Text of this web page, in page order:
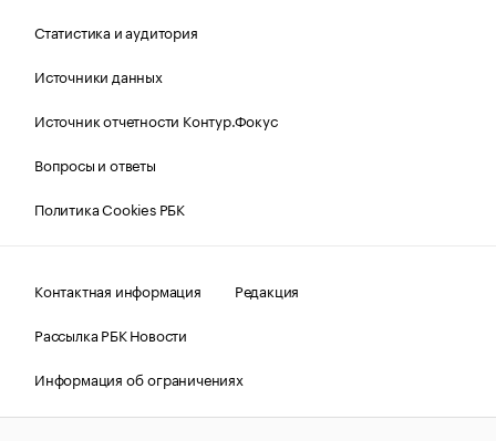
Статистика и аудитория
Источники данных
Источник отчетности Контур.Фокус
Вопросы и ответы
Политика Cookies РБК
Контактная информация
Редакция
Рассылка РБК Новости
Информация об ограничениях
Правовая информация
О соблюдении авторских прав